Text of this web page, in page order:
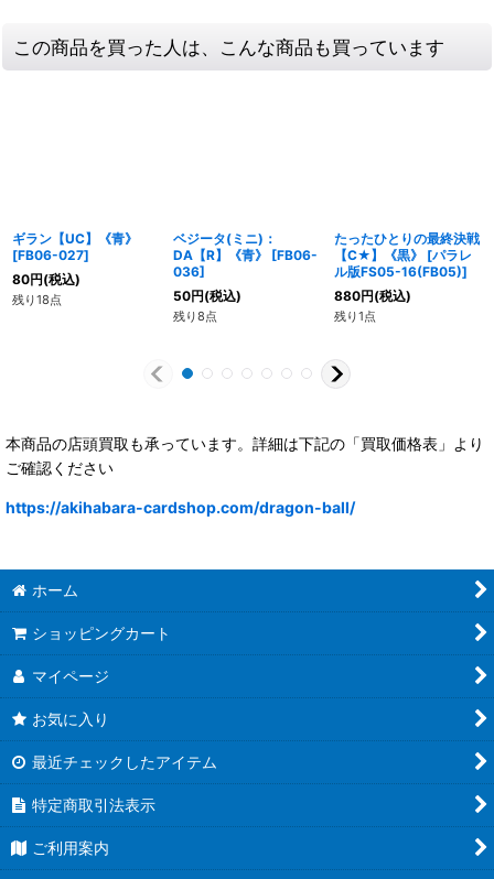
この商品を買った人は、こんな商品も買っています
ギラン【UC】《青》
[FB06-027]
80円(税込)
残り18点
ベジータ(ミニ)：
DA【R】《青》
[FB06-
036]
50円(税込)
残り8点
たったひとりの最終決戦
【C★】《黒》
[パラレ
ル版FS05-16(FB05)]
880円(税込)
残り1点
本商品の店頭買取も承っています。詳細は下記の「買取価格表」より
ご確認ください
https://akihabara-cardshop.com/dragon-ball/
ホーム
ショッピングカート
マイページ
お気に入り
最近チェックしたアイテム
特定商取引法表示
ご利用案内